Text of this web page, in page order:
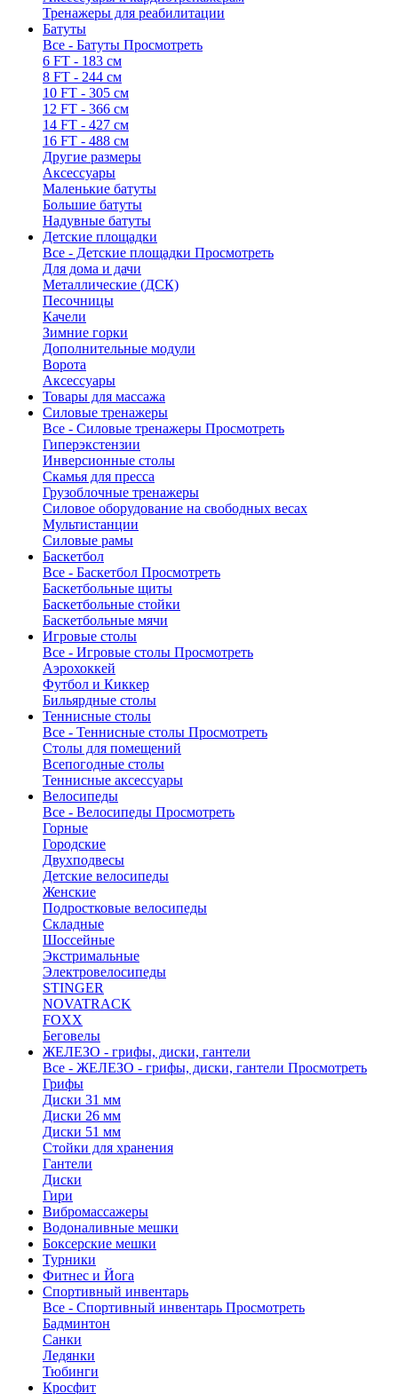
Тренажеры для реабилитации
Батуты
Все - Батуты Просмотреть
6 FT - 183 см
8 FT - 244 см
10 FT - 305 см
12 FT - 366 см
14 FT - 427 см
16 FT - 488 см
Другие размеры
Аксессуары
Маленькие батуты
Большие батуты
Надувные батуты
Детские площадки
Все - Детские площадки Просмотреть
Для дома и дачи
Металлические (ДСК)
Песочницы
Качели
Зимние горки
Дополнительные модули
Ворота
Аксессуары
Товары для массажа
Силовые тренажеры
Все - Силовые тренажеры Просмотреть
Гиперэкстензии
Инверсионные столы
Скамья для пресса
Грузоблочные тренажеры
Силовое оборудование на свободных весах
Мультистанции
Силовые рамы
Баскетбол
Все - Баскетбол Просмотреть
Баскетбольные щиты
Баскетбольные стойки
Баскетбольные мячи
Игровые столы
Все - Игровые столы Просмотреть
Аэрохоккей
Футбол и Киккер
Бильярдные столы
Теннисные столы
Все - Теннисные столы Просмотреть
Столы для помещений
Всепогодные столы
Теннисные аксессуары
Велосипеды
Все - Велосипеды Просмотреть
Горные
Городские
Двухподвесы
Детские велосипеды
Женские
Подростковые велосипеды
Складные
Шоссейные
Экстримальные
Электровелосипеды
STINGER
NOVATRACK
FOXX
Беговелы
ЖЕЛЕЗО - грифы, диски, гантели
Все - ЖЕЛЕЗО - грифы, диски, гантели Просмотреть
Грифы
Диски 31 мм
Диски 26 мм
Диски 51 мм
Стойки для хранения
Гантели
Диски
Гири
Вибромассажеры
Водоналивные мешки
Боксерские мешки
Турники
Фитнес и Йога
Спортивный инвентарь
Все - Спортивный инвентарь Просмотреть
Бадминтон
Санки
Ледянки
Тюбинги
Кросфит